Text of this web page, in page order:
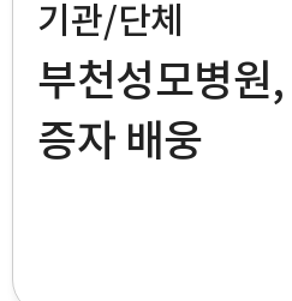
기관/단체
부천성모병원,
증자 배웅